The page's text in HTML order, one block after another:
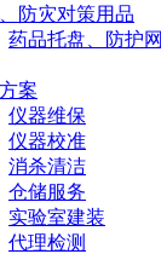
防灾对策用品
药品托盘、防护网
案
仪器维保
仪器校准
消杀清洁
仓储服务
实验室建装
代理检测